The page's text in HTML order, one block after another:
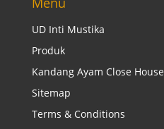
UD Inti Mustika
Produk
Kandang Ayam Close House
Sitemap
Terms & Conditions